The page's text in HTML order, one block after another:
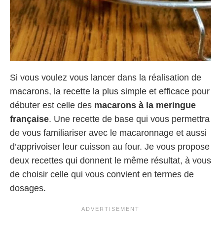
Si vous voulez vous lancer dans la réalisation de
macarons, la recette la plus simple et efficace pour
débuter est celle des macarons à la meringue
française. Une recette de base qui vous permettra
de vous familiariser avec le macaronnage et aussi
d’apprivoiser leur cuisson au four. Je vous propose
deux recettes qui donnent le même résultat, à vous
de choisir celle qui vous convient en termes de
dosages.